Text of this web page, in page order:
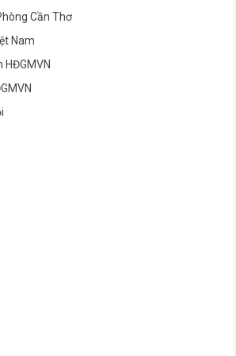
Cần Thơ
Nam
HĐGMVN